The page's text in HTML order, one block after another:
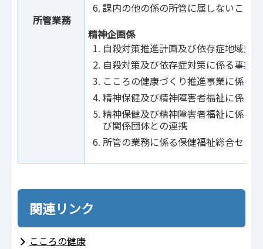
所管業務
課内の他の係の所管に属しないこと
精神企画係
自殺対策推進計画及び依存症地域支
自殺対策及び依存症対策に係る事業
こころの健康づくり推進事業に係る
精神保健及び精神障害者福祉に係る
精神保健及び精神障害者福祉に係る
び関係団体との連携
所管の業務に係る保健福祉総合セン
関連リンク
こころの健康